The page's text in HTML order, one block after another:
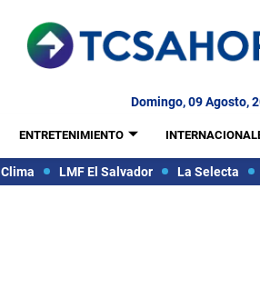
Domingo, 09 Agosto,
ENTRETENIMIENTO
Clima LMF El Salvador La Selecta